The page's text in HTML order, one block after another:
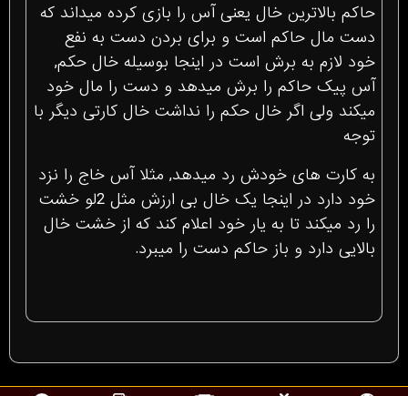
حاکم بالاترین خال یعنی آس را بازی کرده میداند که
دست مال حاکم است و برای بردن دست به نفع
خود لازم به برش است در اینجا بوسیله خال حکم,
آس پیک حاکم را برش میدهد و دست را مال خود
میکند ولی اگر خال حکم را نداشت خال کارتی دیگر با
توجه
به کارت های خودش رد میدهد, مثلا آس خاج را نزد
خود دارد در اینجا یک خال بی ارزش مثل 2لو خشت
را رد میکند تا به یار خود اعلام کند که از خشت خال
بالایی دارد و باز حاکم دست را میبرد.